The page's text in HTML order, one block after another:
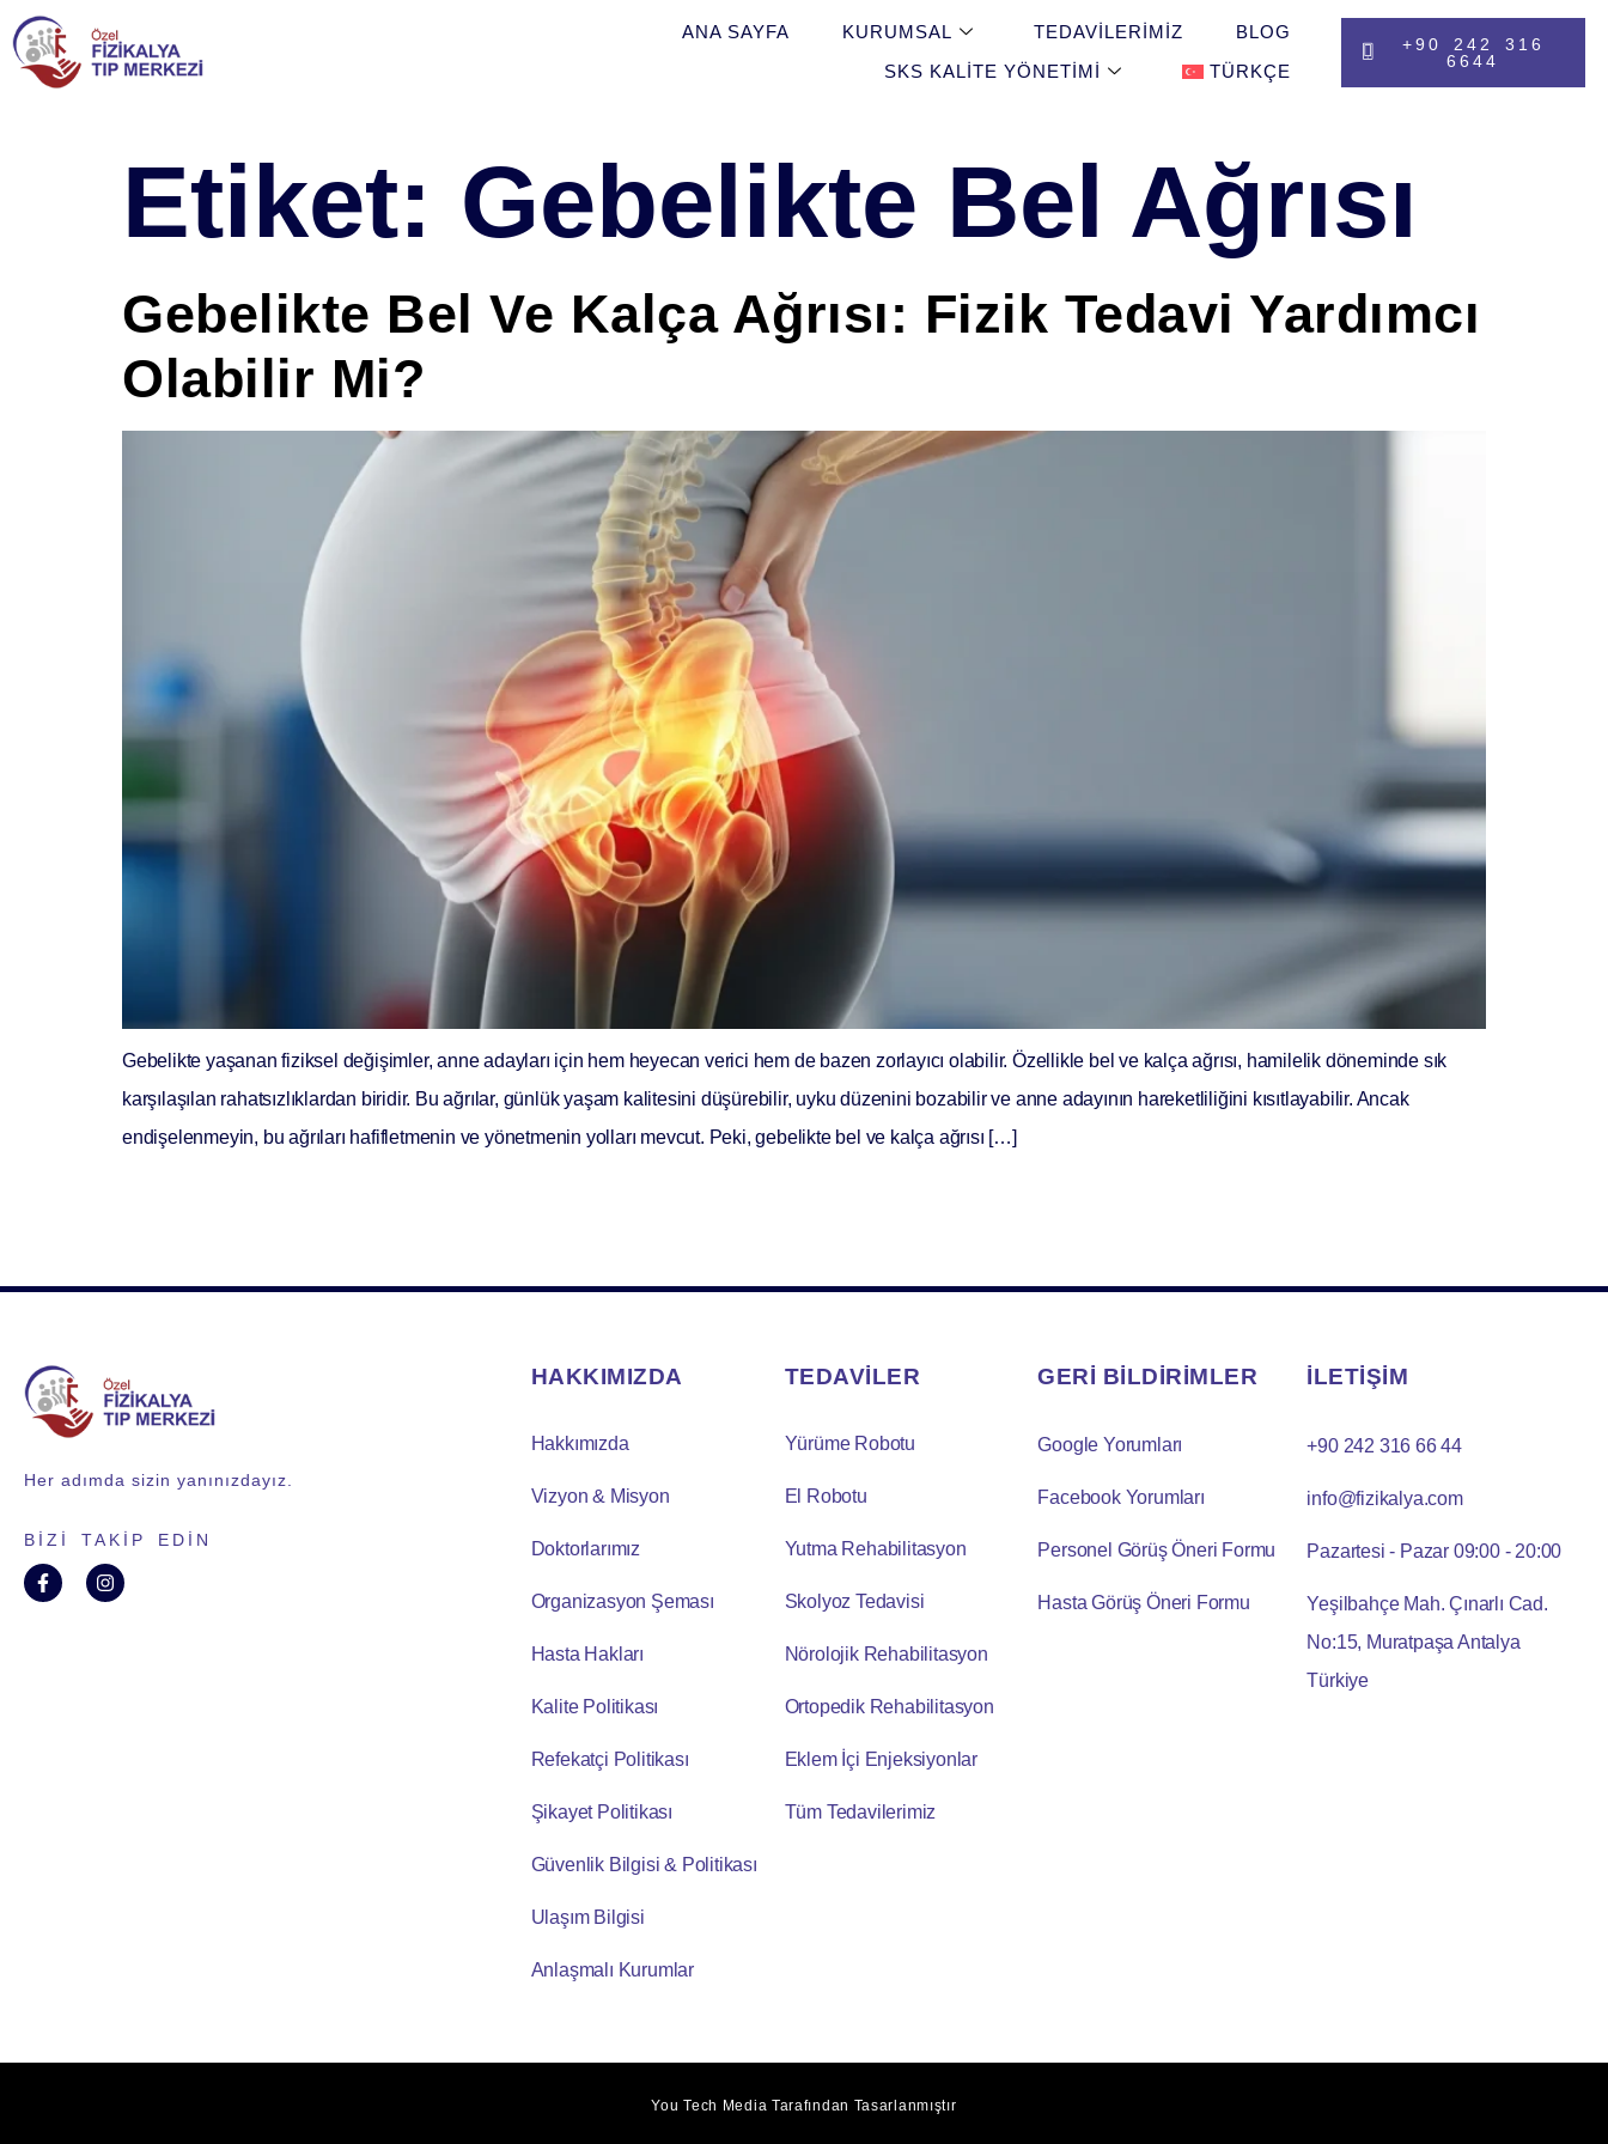
ANA SAYFA KURUMSAL TEDAVILERIMIZ
BLOG
SKS KALITE YÖNETIMI
TÜRKÇE
+90 242 316
6644
Etiket: Gebelikte Bel Ağrısı
Gebelikte Bel Ve Kalça Ağrısı: Fizik Tedavi Yardımcı
Olabilir Mi?
Gebelikte yaşanan fiziksel değişimler, anne adayları için hem heyecan verici hem de bazen zorlayıcı olabilir. Özellikle bel ve kalça ağrısı, hamilelik döneminde sık
karşılaşılan rahatsızlıklardan biridir. Bu ağrılar, günlük yaşam kalitesini düşürebilir, uyku düzenini bozabilir ve anne adayının hareketliliğini kısıtlayabilir. Ancak
endişelenmeyin, bu ağrıları hafifletmenin ve yönetmenin yolları mevcut. Peki, gebelikte bel ve kalça ağrısı […]
Her adımda sizin yanınızdayız.
BIZI TAKIP EDIN
HAKKIMIZDA
Hakkımızda
Vizyon & Misyon
Doktorlarımız
Organizasyon Şeması
Hasta Hakları
Kalite Politikası
Refekatçi Politikası
Şikayet Politikası
Güvenlik Bilgisi & Politikası
Ulaşım Bilgisi
Anlaşmalı Kurumlar
TEDAVİLER
Yürüme Robotu
El Robotu
Yutma Rehabilitasyon
Skolyoz Tedavisi
Nörolojik Rehabilitasyon
Ortopedik Rehabilitasyon
Eklem İçi Enjeksiyonlar
Tüm Tedavilerimiz
GERİ BİLDİRİMLER
Google Yorumları
Facebook Yorumları
Personel Görüş Öneri Formu
Hasta Görüş Öneri Formu
İLETİŞİM
+90 242 316 66 44
info@fizikalya.com
Pazartesi - Pazar 09:00 - 20:00
Yeşilbahçe Mah. Çınarlı Cad.
No:15, Muratpaşa Antalya
Türkiye
You Tech Media Tarafından Tasarlanmıştır